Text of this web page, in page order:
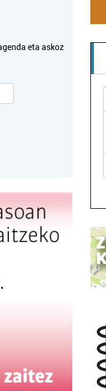
eta askoz